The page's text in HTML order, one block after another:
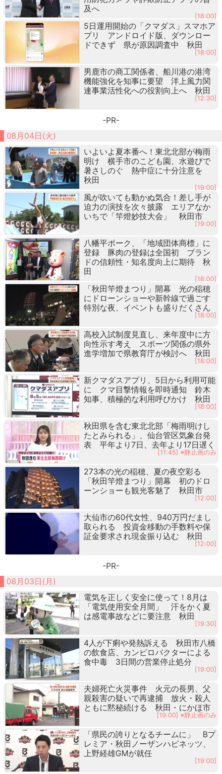
及へ
[18:00]
5日運用開始の「クマダス」スマホア
プリ アンドロイド版、ダウンロー
ドできず 県が原因調査中 秋田
[18:00]
男鹿市の商工関係者、船川港の港湾
機能強化を知事に要望 洋上風力関
連事業活性化への役割向上へ 秋田
[12:30]
-PR-
08月04日(火)
いよいよ夏本番へ！東北北部が梅雨
明け 横手市のこども園、水遊びで
暑さしのぐ 熱中症に十分注意を
秋田
[19:00]
風が吹いても動かぬ気合！差し手が
迫力の演技を次々披露 エリアなか
いちで「竿燈妙技大会」 秋田市
[19:00]
八幡平ポーク、「地域団体商標」に
登録 豚肉の登録は全国初 ブラン
ドの信頼性・知名度向上に期待 秋
田
[18:00]
「秋田竿燈まつり」開幕 光の稲穂
にドローンショーや新幹線で過ごす
特別な夜、イベントも盛りだくさん
[18:00]
高校入試制度見直し、来年度中に方
向性示す考え スポーツ関係の県外
進学増加で県教育庁が検討へ 秋田
[18:00]
新クマダスアプリ、5日から利用可能
に クマ目撃情報を即時通知 鈴木
知事、積極的な利用呼びかけ 秋田
[18:00]
秋田県を含む東北北部「梅雨明けし
たとみられる」、仙台管区気象台発
表 平年より7日、去年より17日遅く
[11:45] ※静止画のみ
273本の光の稲穂、夏の夜空彩る
「秋田竿燈まつり」開幕 初のドロ
ーンショーも観光客魅了 秋田市
[12:00]
大仙市の60代女性、940万円だまし
取られる 投資金移動の手数料や保
証金要求され現金振り込む 秋田
[12:00]
-PR-
08月03日(月)
電気を正しく安全に使って！8月は
「電気使用安全月間」 汗をかく夏
は感電事故などに要注意 秋田
[19:30]
4人が下痢や発熱訴える 秋田市八橋
の飲食店、カンピロバクターによる
食中毒 3日間の営業停止処分
[19:00]
夫婦死亡火災事件 火元の長男、父
親殺害の疑いで再逮捕 放火・殺人
ともに黙秘続ける 秋田・にかほ市
[19:00] ※静止画のみ
「県民の誇りとなるチームに」 Bプ
レミア・秋田ノーザンハピネッツ、
上野経雄GMが就任
[19:00]